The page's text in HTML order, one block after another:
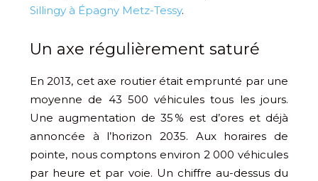
Sillingy à Épagny Metz-Tessy.
Un axe régulièrement saturé
En 2013, cet axe routier était emprunté par une
moyenne de 43 500 véhicules tous les jours.
Une augmentation de 35 % est d’ores et déjà
annoncée à l’horizon 2035. Aux horaires de
pointe, nous comptons environ 2 000 véhicules
par heure et par voie. Un chiffre au-dessus du